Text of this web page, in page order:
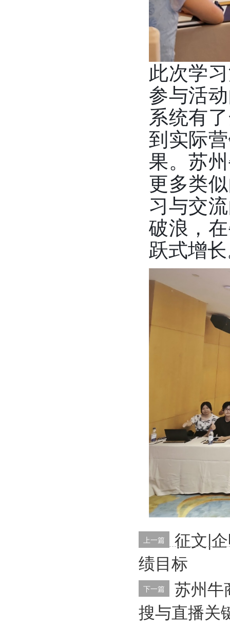
此次学
参与活
系统有
到实际
果。苏
更多类
习与交
破浪，
跃式增
上一篇
征文|
绩目标
下一篇
苏州牛
搜与直播关